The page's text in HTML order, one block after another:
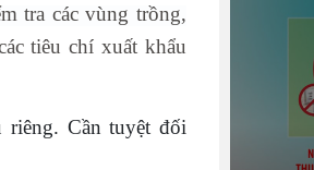
tra các vùng trồng,
tiêu chí xuất khẩu
riêng. Cần tuyệt đối